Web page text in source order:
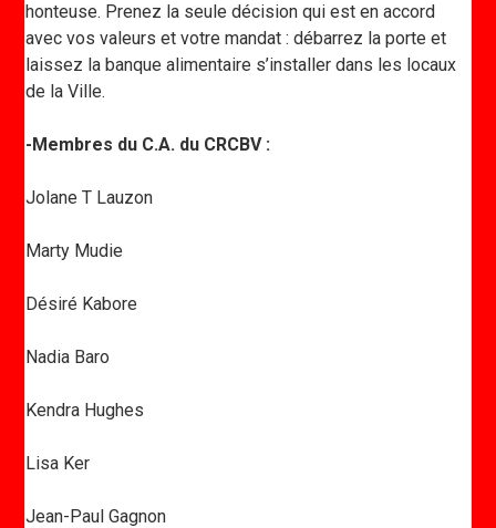
honteuse. Prenez la seule décision qui est en accord
avec vos valeurs et votre mandat : débarrez la porte et
laissez la banque alimentaire s’installer dans les locaux
de la Ville.
-Membres du C.A. du CRCBV :
Jolane T Lauzon
Marty Mudie
Désiré Kabore
Nadia Baro
Kendra Hughes
Lisa Ker
Jean-Paul Gagnon